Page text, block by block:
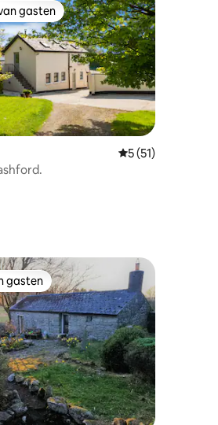
4,87 uit 5, 103 recensies
van gasten
gasten
Gemiddelde
5 (51)
gasten
gasten